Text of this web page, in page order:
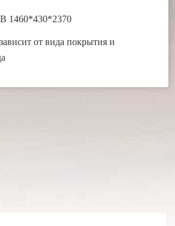
1460*430*2370
от вида покрытия и